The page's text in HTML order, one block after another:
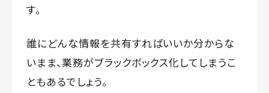
す。
誰にどんな情報を共有すればいいか分からな
いまま、業務がブラックボックス化してしまうこ
ともあるでしょう。